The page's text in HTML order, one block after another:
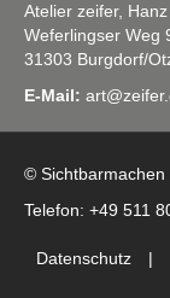
Atelier zeifer,
Weferlingser Weg
31303 Burgdorf/
E-Mail:
© Sichtbarmachen
Telefon: +49 511
Datenschutz |